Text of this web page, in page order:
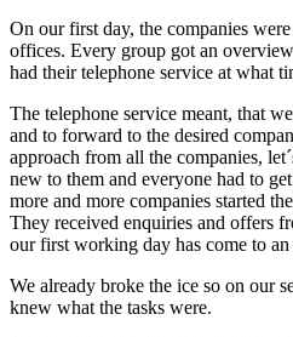
On our first day, the companies
offices. Every group got an
had their telephone service at what
The telephone service meant, that
and to forward to the desired
approach from all the companies,
new to them and everyone had to
more and more companies started
They received enquiries and offers
our first working day has come to an
We already broke the ice so on our
knew what the tasks were.